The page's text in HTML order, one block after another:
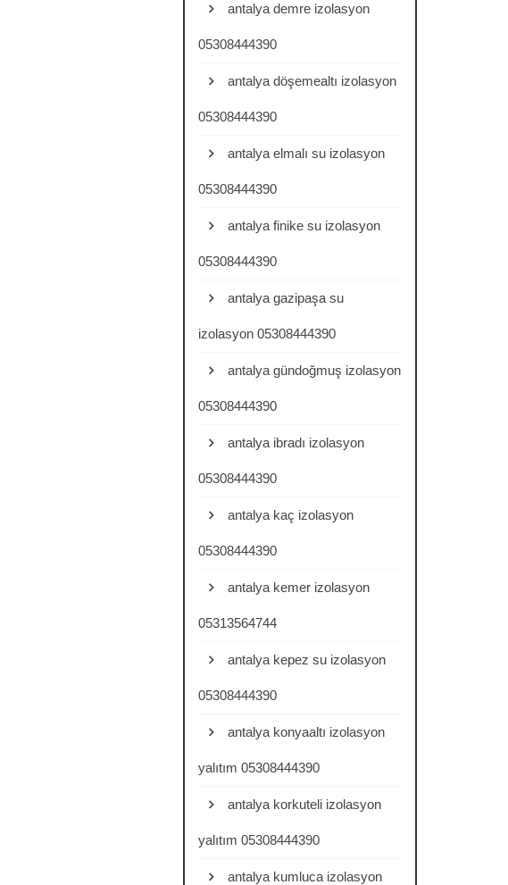
antalya demre izolasyon
05308444390
antalya döşemealtı izolasyon
05308444390
antalya elmalı su izolasyon
05308444390
antalya finike su izolasyon
05308444390
antalya gazipaşa su
izolasyon 05308444390
antalya gündoğmuş izolasyon
05308444390
antalya ibradı izolasyon
05308444390
antalya kaç izolasyon
05308444390
antalya kemer izolasyon
05313564744
antalya kepez su izolasyon
05308444390
antalya konyaaltı izolasyon
yalıtım 05308444390
antalya korkuteli izolasyon
yalıtım 05308444390
antalya kumluca izolasyon